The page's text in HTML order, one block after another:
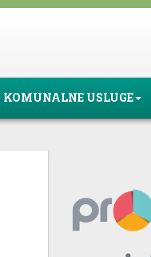
KOMUNALNE USLUGE